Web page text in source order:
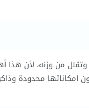
من وزنه، لأن هذا
امكاناتها محدودة